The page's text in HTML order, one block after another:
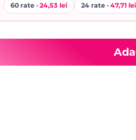
fost:
799,00 lei.
60 rate · 24,53 lei 24 rate · 47,71 lei